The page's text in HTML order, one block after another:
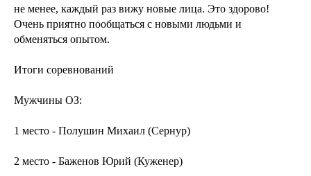
не менее, каждый раз вижу новые лица. Это здорово!
Очень приятно пообщаться с новыми людьми и
обменяться опытом.
Итоги соревнований
Мужчины ОЗ:
1 место - Полушин Михаил (Сернур)
2 место - Баженов Юрий (Куженер)